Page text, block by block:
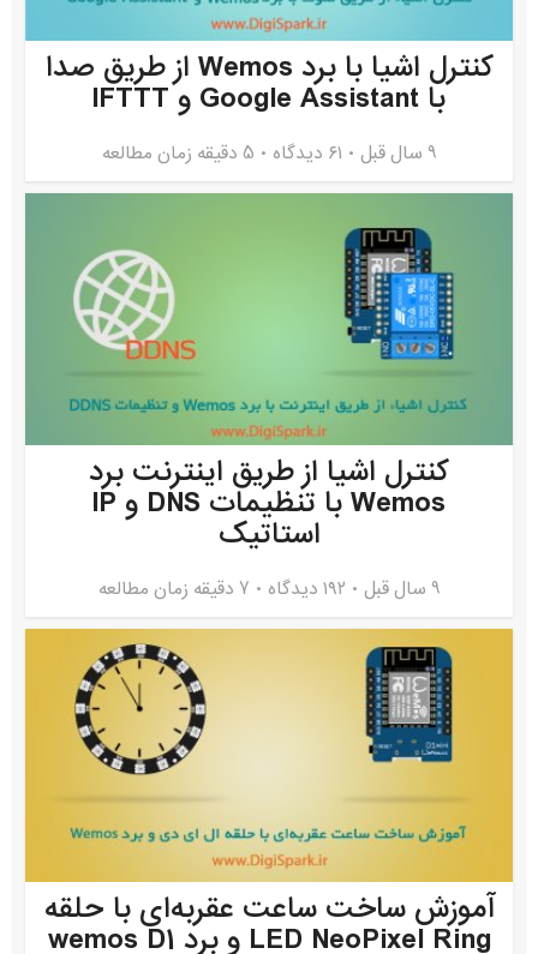
کنترل اشیا با برد Wemos از طریق صدا
با Google Assistant و IFTTT
9 سال قبل ۶۱ دیدگاه 5 دقیقه زمان مطالعه
کنترل اشیا از طریق اینترنت برد
Wemos با تنظیمات DNS و IP
استاتیک
9 سال قبل ۱۹۲ دیدگاه 7 دقیقه زمان مطالعه
آموزش ساخت ساعت عقربه‌ای با حلقه
LED NeoPixel Ring و برد wemos D1